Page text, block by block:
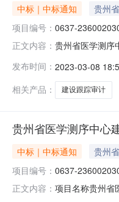
中标｜中标通知 贵州
项目编号： 0637-
正文内容： 贵州省医学测序
236002030116
将本次成交结果
发布时间： 2023-03-08
相关产品：
建设跟踪审计
贵州省医学测序中心
中标｜中标通知 贵州
项目编号： 0637-
正文内容： 项目名称贵州省